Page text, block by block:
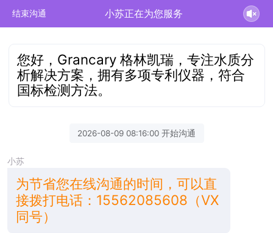
结束沟通 小苏正在为您服务
您好，Grancary 格林凯瑞，专注水质分
析解决方案，拥有多项专利仪器，符合
国标检测方法。
2026-08-09 08:16:00 开始沟通
小苏
为节省您在线沟通的时间，可以直
接拨打电话：15562085608（VX
同号）